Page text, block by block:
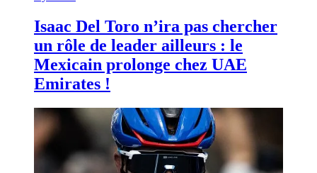
Isaac Del Toro n’ira pas chercher
un rôle de leader ailleurs : le
Mexicain prolonge chez UAE
Emirates !